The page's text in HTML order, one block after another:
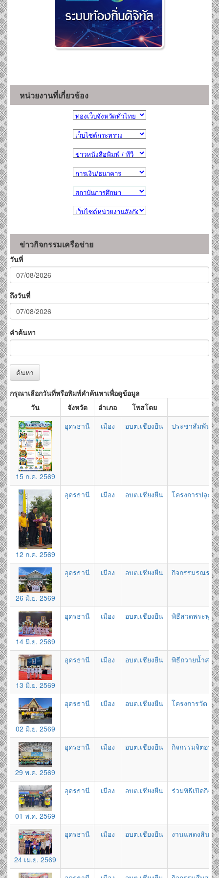
หน่วยงานที่เกี่ยวข้อง
ข่าวกิจกรรมเครือข่าย
วันที่
ถึงวันที่
คำค้นหา
ค้นหา
กรุณาเลือกวันที่หรือพิมพ์คำค้นหาเพื่อดูข้อมูล
วัน
จังหวัด อำเภอ โพสโดย
15 ก.ค. 2569
อุดรธานี เมือง อบต.เชียงยืน ประชาสัมพันธ์
12 ก.ค. 2569
อุดรธานี เมือง อบต.เชียงยืน โครงการปลูกป่
26 มิ.ย. 2569
อุดรธานี เมือง อบต.เชียงยืน กิจกรรมรณรง
14 มิ.ย. 2569
อุดรธานี เมือง อบต.เชียงยืน พิธีสวดพระพุท
13 มิ.ย. 2569
อุดรธานี เมือง อบต.เชียงยืน พิธีถวายน้ำสร
02 มิ.ย. 2569
อุดรธานี เมือง อบต.เชียงยืน โครงการวัด ป
29 พ.ค. 2569
อุดรธานี เมือง อบต.เชียงยืน กิจกรรมจิตอา
01 พ.ค. 2569
อุดรธานี เมือง อบต.เชียงยืน ร่วมพิธีเปิดกิจ
24 เม.ย. 2569
อุดรธานี เมือง อบต.เชียงยืน งานแสดงสินค้